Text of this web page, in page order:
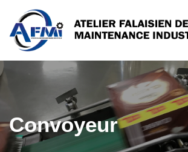
content
Atelier Falaisien de Maintenance
Convoyeur